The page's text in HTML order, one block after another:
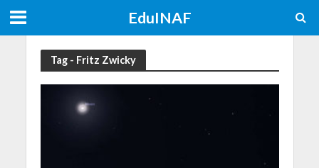
EduINAF
Tag - Fritz Zwicky